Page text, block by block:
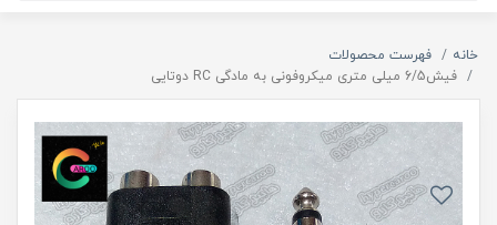
خانه
فهرست محصولات
فیش6/5 میلی متری میکروفونی به مادگی RC دوتایی